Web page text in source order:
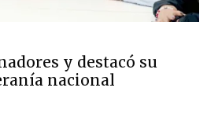
y destacó su
nacional